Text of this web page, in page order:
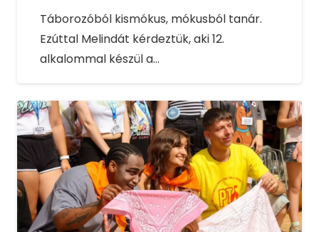
Táborozóból kismókus, mókusból tanár.
Ezúttal Melindát kérdeztük, aki 12.
alkalommal készül a…